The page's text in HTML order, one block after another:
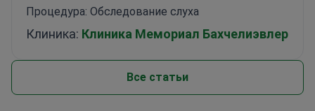
Процедура: Обследование слуха
Клиника: Клиника Мемориал Бахчелиэвлер
Все статьи